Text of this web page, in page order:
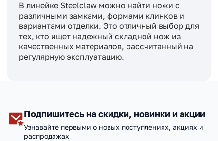
В линейке Steelclaw можно найти ножи с
различными замками, формами клинков и
вариантами отделки. Это отличный выбор для
тех, кто ищет надежный складной нож из
качественных материалов, рассчитанный на
регулярную эксплуатацию.
Подпишитесь на скидки, новинки и акции
Узнавайте первыми о новых поступлениях, акциях и
распродажах